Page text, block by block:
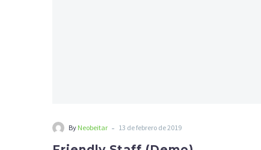
By Neobeitar - 13 de febrero de 2019